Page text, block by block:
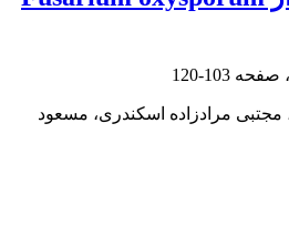
103-120
مرادزاده اسکندری، مسعود